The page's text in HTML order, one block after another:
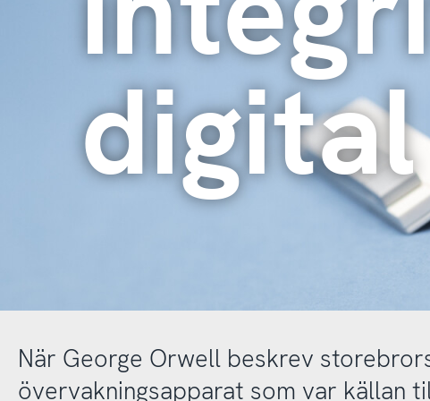
När George Orwell beskrev
övervakningsapparat som var källan